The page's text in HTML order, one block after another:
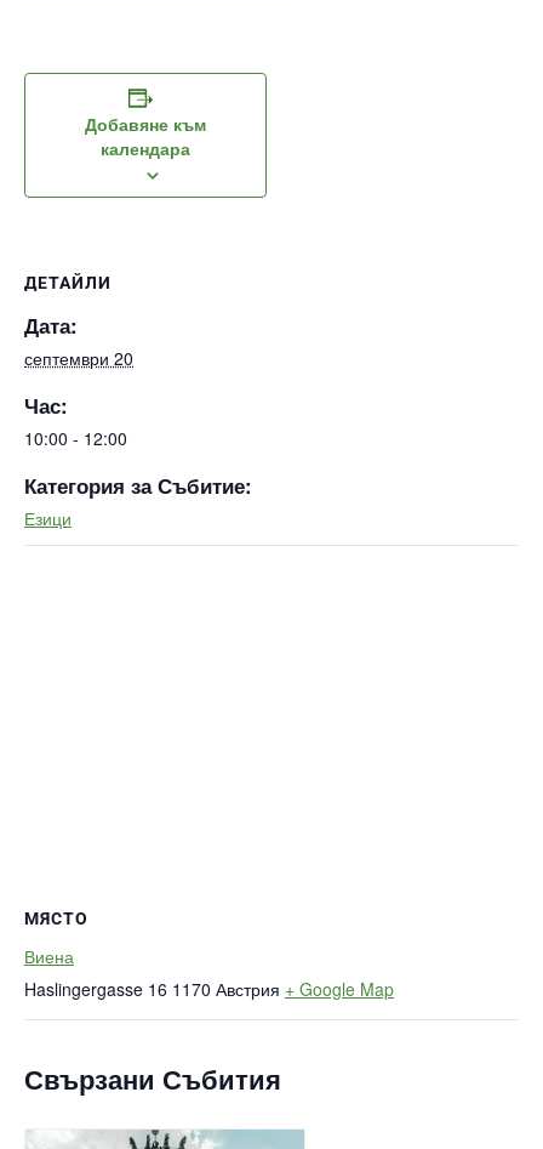
Добавяне към
календара
ДЕТАЙЛИ
Дата:
септември 20
Час:
10:00 - 12:00
Категория за Събитие:
Езици
МЯСТО
Виена
Haslingergasse 16 1170 Австрия + Google Map
Свързани Събития